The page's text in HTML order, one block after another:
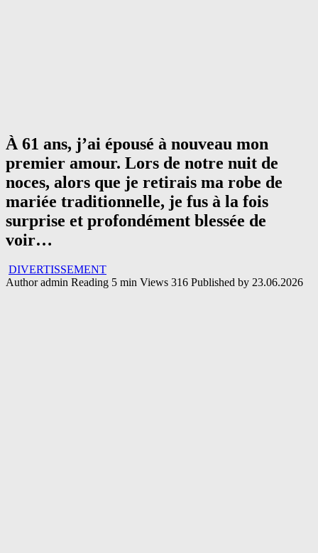
À 61 ans, j’ai épousé à nouveau mon
premier amour. Lors de notre nuit de
noces, alors que je retirais ma robe de
mariée traditionnelle, je fus à la fois
surprise et profondément blessée de
voir…
DIVERTISSEMENT
Author admin Reading 5 min Views 316 Published by 23.06.2026